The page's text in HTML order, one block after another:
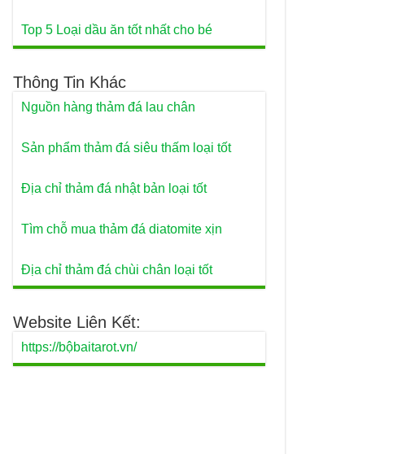
Top 5 Loại dầu ăn tốt nhất cho bé
Thông Tin Khác
Nguồn hàng thảm đá lau chân
Sản phẩm thảm đá siêu thấm loại tốt
Địa chỉ thảm đá nhật bản loại tốt
Tìm chỗ mua thảm đá diatomite xịn
Địa chỉ thảm đá chùi chân loại tốt
Website Liên Kết:
https://bộbaitarot.vn/